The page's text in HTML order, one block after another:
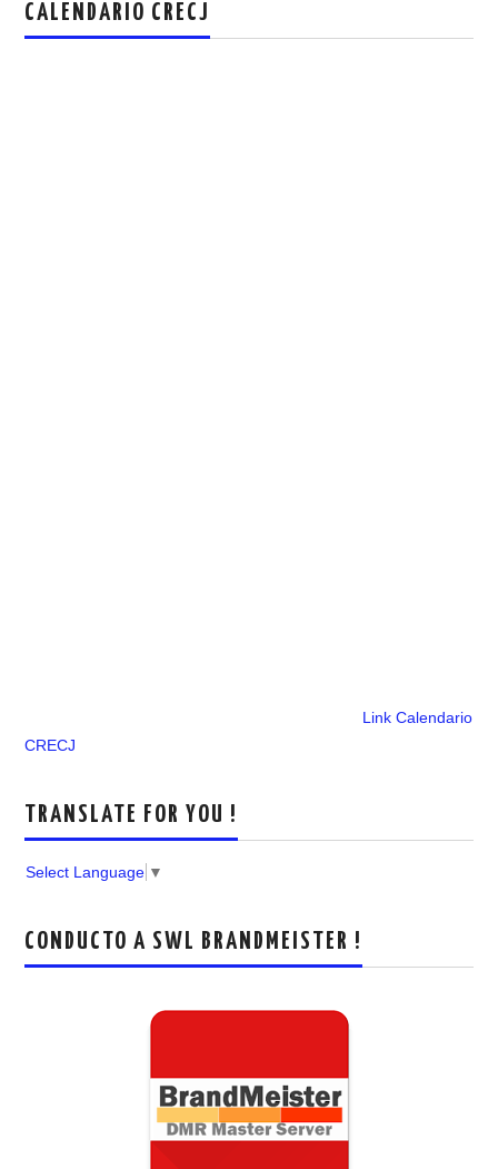
CALENDARIO CRECJ
Link Calendario
CRECJ
TRANSLATE FOR YOU !
Select Language ▼
CONDUCTO A SWL BRANDMEISTER !